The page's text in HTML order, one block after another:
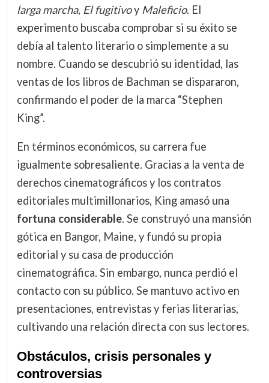
larga marcha, El fugitivoy Maleficio. El
experimento buscaba comprobar si su éxito se
debía al talento literario o simplemente a su
nombre. Cuando se descubrió su identidad, las
ventas de los libros de Bachman se dispararon,
confirmando el poder de la marca “Stephen
King”.
En términos económicos, su carrera fue
igualmente sobresaliente. Gracias a la venta de
derechos cinematográficos y los contratos
editoriales multimillonarios, King amasó una
fortuna considerable. Se construyó una mansión
gótica en Bangor, Maine, y fundó su propia
editorial y su casa de producción
cinematográfica. Sin embargo, nunca perdió el
contacto con su público. Se mantuvo activo en
presentaciones, entrevistas y ferias literarias,
cultivando una relación directa con sus lectores.
Obstáculos, crisis personales y
controversias